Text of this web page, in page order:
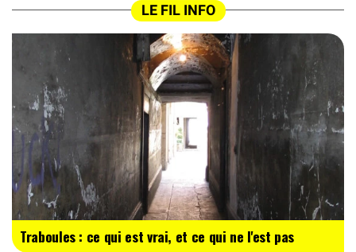
LE FIL INFO
Traboules : ce qui est vrai, et ce qui ne l'est pas